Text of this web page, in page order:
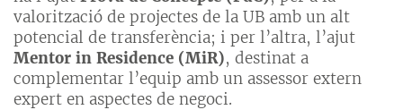
valorització de projectes de la UB amb un alt
potencial de transferència; i per l’altra, l’ajut
Mentor in Residence (MiR), destinat a
complementar l’equip amb un assessor extern
expert en aspectes de negoci.